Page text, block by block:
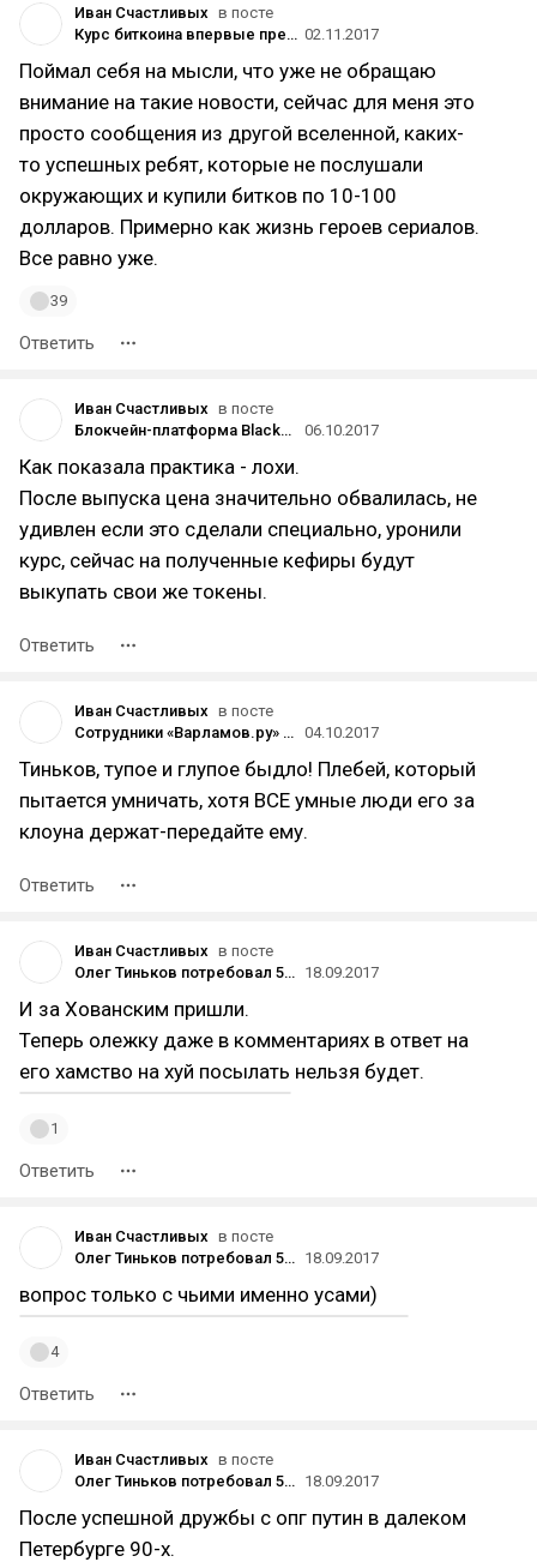
Иван Счастливых в посте
Курс биткоина впервые превысил $7000 02.11.2017
Поймал себя на мысли, что уже не обращаю
внимание на такие новости, сейчас для меня это
просто сообщения из другой вселенной, каких-
то успешных ребят, которые не послушали
окружающих и купили битков по 10-100
долларов. Примерно как жизнь героев сериалов.
Все равно уже.
39
Ответить
Иван Счастливых в посте
Блокчейн-платформа Blackmoon Ильи Перекопского привлекла криптовалюту на $30 млн в ходе ICO
06.10.2017
Как показала практика - лохи.
После выпуска цена значительно обвалилась, не
удивлен если это сделали специально, уронили
курс, сейчас на полученные кефиры будут
выкупать свои же токены.
Ответить
Иван Счастливых в посте
Сотрудники «Варламов.ру» рассказали о постоянных переработках из-за требований Ильи Варламова* 04.10.2017
Тиньков, тупое и глупое быдло! Плебей, который
пытается умничать, хотя ВСЕ умные люди его за
клоуна держат-передайте ему.
Ответить
Иван Счастливых в посте
Олег Тиньков потребовал 500 тысяч рублей от дуэта «Немагия» за моральный ущерб 18.09.2017
И за Хованским пришли.
Теперь олежку даже в комментариях в ответ на
его хамство на хуй посылать нельзя будет.
1
Ответить
Иван Счастливых в посте
Олег Тиньков потребовал 500 тысяч рублей от дуэта «Немагия» за моральный ущерб 18.09.2017
вопрос только с чьими именно усами)
4
Ответить
Иван Счастливых в посте
Олег Тиньков потребовал 500 тысяч рублей от дуэта «Немагия» за моральный ущерб 18.09.2017
После успешной дружбы с опг путин в далеком
Петербурге 90-х.